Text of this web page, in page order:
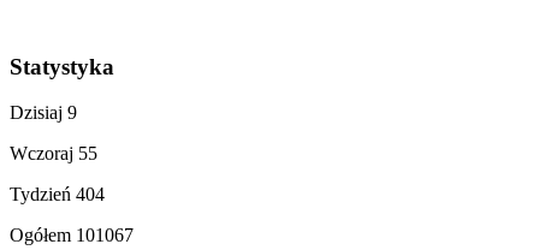
Statystyka
Dzisiaj 9
Wczoraj 55
Tydzień 404
Ogółem 101067